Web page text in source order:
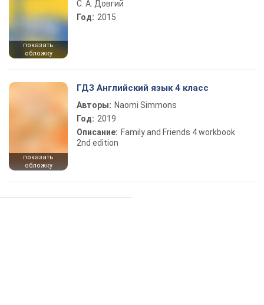
показать
обложку
С. А. Довгий
Год: 2015
показать
обложку
ГДЗ Английский язык 4 класс
Авторы: Naomi Simmons
Год: 2019
Описание: Family and Friends 4 workbook
2nd edition